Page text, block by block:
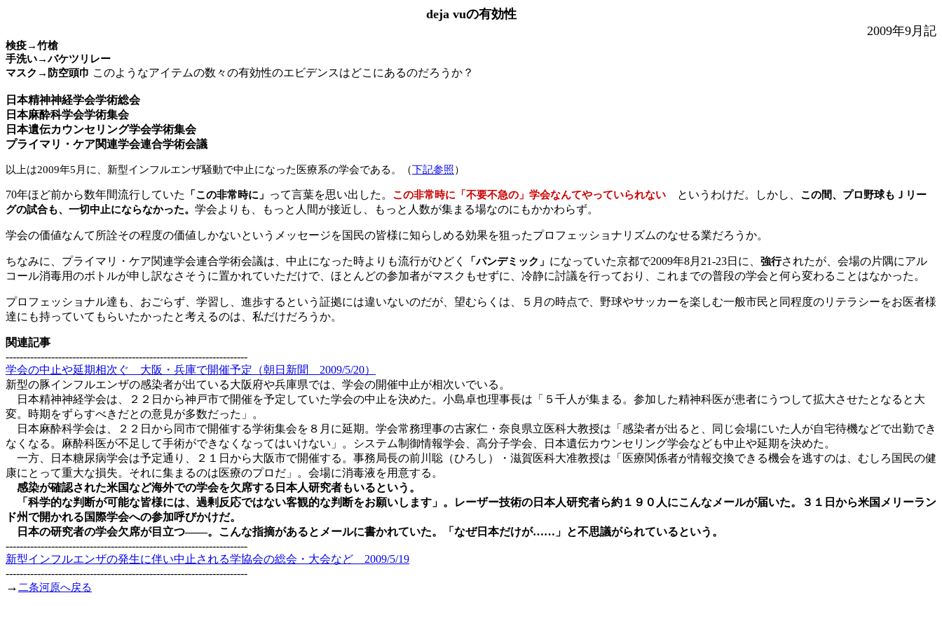
deja vuの有効性
2009年9月記
検疫→竹槍
手洗い→バケツリレー
マスク→防空頭巾 このようなアイテムの数々の有効性のエビデンスはどこにあるのだろうか？
日本精神神経学会学術総会
日本麻酔科学会学術集会
日本遺伝カウンセリング学会学術集会
プライマリ・ケア関連学会連合学術会議
以上は2009年5月に、新型インフルエンザ騒動で中止になった医療系の学会である。 （下記参照）
70年ほど前から数年間流行していた 「この非常時に」 って言葉を思い出した。 この非常時に「不要不急の」学会なんてやっていられない というわけだ。しかし、 この間、プロ野球もＪリー
グの試合も、一切中止にならなかった。 学会よりも、もっと人間が接近し、もっと人数が集まる場なのにもかかわらず。
学会の価値なんて所詮その程度の価値しかないというメッセージを国民の皆様に知らしめる効果を狙ったプロフェッショナリズムのなせる業だろうか。
ちなみに、プライマリ・ケア関連学会連合学術会議は、中止になった時よりも流行がひどく 「パンデミック」 になっていた京都で2009年8月21-23日に、 強行されたが、会場の片隅にアル
コール消毒用のボトルが申し訳なさそうに置かれていただけで、ほとんどの参加者がマスクもせずに、冷静に討議を行っており、これまでの普段の学会と何ら変わることはなかった。
プロフェッショナル達も、おごらず、学習し、進歩するという証拠には違いないのだが、望むらくは、５月の時点で、野球やサッカーを楽しむ一般市民と同程度のリテラシーをお医者様
達にも持っていてもらいたかったと考えるのは、私だけだろうか。
関連記事
---------------------------------------------------------------------
学会の中止や延期相次ぐ 大阪・兵庫で開催予定（朝日新聞 2009/5/20）
新型の豚インフルエンザの感染者が出ている大阪府や兵庫県では、学会の開催中止が相次いでいる。
日本精神神経学会は、２２日から神戸市で開催を予定していた学会の中止を決めた。小島卓也理事長は「５千人が集まる。参加した精神科医が患者にうつして拡大させたとなると大
変。時期をずらすべきだとの意見が多数だった」。
日本麻酔科学会は、２２日から同市で開催する学術集会を８月に延期。学会常務理事の古家仁・奈良県立医科大教授は「感染者が出ると、同じ会場にいた人が自宅待機などで出勤でき
なくなる。麻酔科医が不足して手術ができなくなってはいけない」。システム制御情報学会、高分子学会、日本遺伝カウンセリング学会なども中止や延期を決めた。
一方、日本糖尿病学会は予定通り、２１日から大阪市で開催する。事務局長の前川聡（ひろし）・滋賀医科大准教授は「医療関係者が情報交換できる機会を逃すのは、むしろ国民の健
康にとって重大な損失。それに集まるのは医療のプロだ」。会場に消毒液を用意する。
感染が確認された米国など海外での学会を欠席する日本人研究者もいるという。
「科学的な判断が可能な皆様には、過剰反応ではない客観的な判断をお願いします」。レーザー技術の日本人研究者ら約１９０人にこんなメールが届いた。３１日から米国メリーラン
ド州で開かれる国際学会への参加呼びかけだ。
日本の研究者の学会欠席が目立つ――。こんな指摘があるとメールに書かれていた。「なぜ日本だけが……」と不思議がられているという。
---------------------------------------------------------------------
新型インフルエンザの発生に伴い中止される学協会の総会・大会など 2009/5/19
---------------------------------------------------------------------
→ 二条河原へ戻る